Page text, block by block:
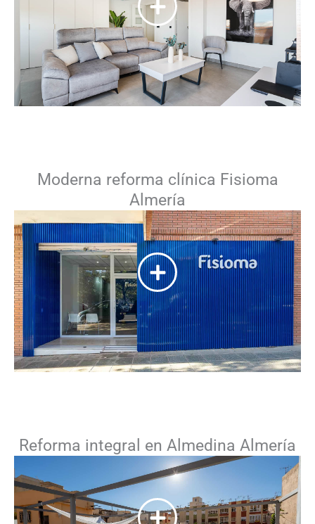
Moderna reforma clínica Fisioma
Almería
Reforma integral en Almedina Almería